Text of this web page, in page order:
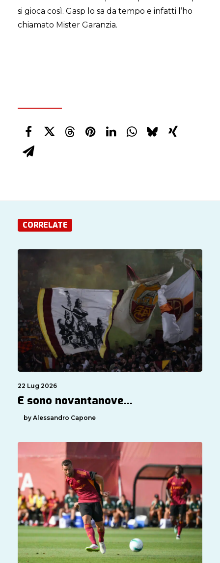
si gioca così. Gasp lo sa da tempo e infatti l’ho
chiamato Mister Garanzia.
CORRELATE
22 Lug 2026
E sono novantanove…
by Alessandro Capone